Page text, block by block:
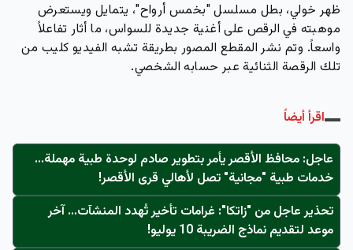
ظهر خولي، بطل مسلسل"بخمس أرواح"، يتمايل ويستعرض
موهبته في الرقص على أغنية جديدة للسواس، ما أثار تفاعلاً
واسعاً. وتم نشر المقطع المصور بطريقة تشبه الفيديو كليب من
تلك الرقصة الثنائية عبر حسابه الشخصي.
اقرأ أيضاً
عاجل: محافظ الأقصر يأمر بتطوير صادم لوحدة طبية مهملة...
خدمات طبية "مجانية" تصل لأهالي قرى الأقصر!
تحذير عاجل من "زاتكا": غرامات تأخير تُهدد المنشآت… آخر
موعد لتقديم نماذج الضريبة 10 يوليو!